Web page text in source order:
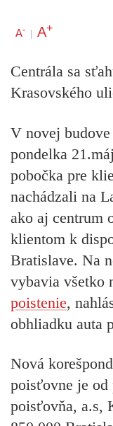
A- | A+
Centrála sa
Krasovského
V novej
pondelka
pobočka pre
nachádzali na
ako aj centrum
klientom k
Bratislave. Na
vybavia všetko
poistenie,
obhliadku auta
Nová
poisťovne je od
poisťovňa, a.s,